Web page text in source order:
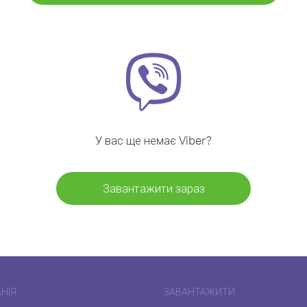
У вас ще немає Viber?
Завантажити зараз
ЗАВАНТАЖИТИ